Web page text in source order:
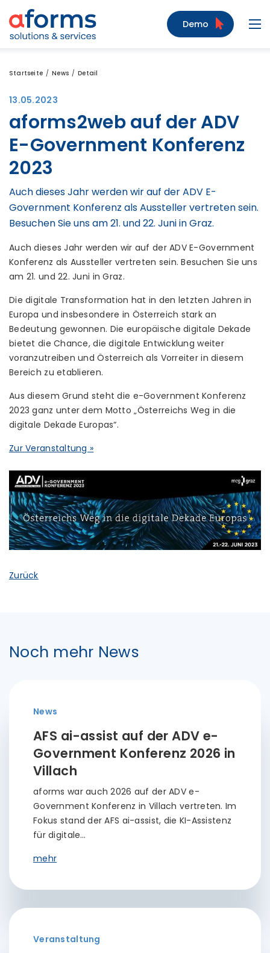
Zum Inhalt
Zum Menü
Zur Suche
Demo
Startseite News Detail
13.05.2023
aforms2web auf der ADV
E-Government Konferenz
2023
Auch dieses Jahr werden wir auf der ADV E-
Government Konferenz als Aussteller vertreten sein.
Besuchen Sie uns am 21. und 22. Juni in Graz.
Auch dieses Jahr werden wir auf der ADV E-Government
Konferenz als Aussteller vertreten sein. Besuchen Sie uns
am 21. und 22. Juni in Graz.
Die digitale Transformation hat in den letzten Jahren in
Europa und insbesondere in Österreich stark an
Bedeutung gewonnen. Die europäische digitale Dekade
bietet die Chance, die digitale Entwicklung weiter
voranzutreiben und Österreich als Vorreiter in diesem
Bereich zu etablieren.
Aus diesem Grund steht die e-Government Konferenz
2023 ganz unter dem Motto „Österreichs Weg in die
digitale Dekade Europas“.
Zur Veranstaltung »
Zurück
Noch mehr News
News
AFS ai-assist auf der ADV e-
Government Konferenz 2026 in
Villach
aforms war auch 2026 auf der ADV e-
Government Konferenz in Villach vertreten. Im
Fokus stand der AFS ai-assist, die KI-Assistenz
für digitale…
mehr
Veranstaltung